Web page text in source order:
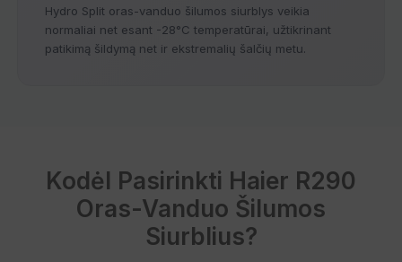
Hydro Split oras-vanduo šilumos siurblys veikia
normaliai net esant -28°C temperatūrai, užtikrinant
patikimą šildymą net ir ekstremalių šalčių metu.
Kodėl Pasirinkti Haier R290
Oras-Vanduo Šilumos
Siurblius?